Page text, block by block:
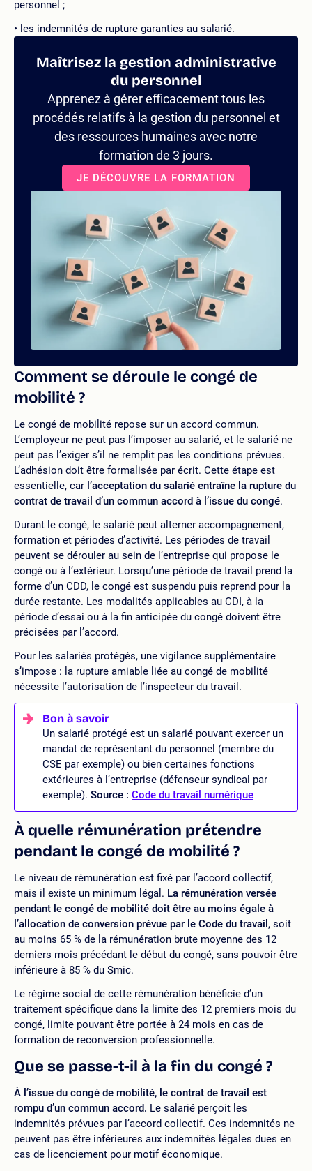
personnel ;
les indemnités de rupture garanties au salarié.
Maîtrisez la gestion administrative
du personnel
Apprenez à gérer efficacement tous les
procédés relatifs à la gestion du personnel et
des ressources humaines avec notre
formation de 3 jours.
JE DÉCOUVRE LA FORMATION
Comment se déroule le congé de
mobilité ?
Le congé de mobilité repose sur un accord commun.
L’employeur ne peut pas l’imposer au salarié, et le salarié ne
peut pas l’exiger s’il ne remplit pas les conditions prévues.
L’adhésion doit être formalisée par écrit. Cette étape est
essentielle, car l’acceptation du salarié entraîne la rupture du
contrat de travail d’un commun accord à l’issue du congé.
Durant le congé, le salarié peut alterner accompagnement,
formation et périodes d’activité. Les périodes de travail
peuvent se dérouler au sein de l’entreprise qui propose le
congé ou à l’extérieur. Lorsqu’une période de travail prend la
forme d’un CDD, le congé est suspendu puis reprend pour la
durée restante. Les modalités applicables au CDI, à la
période d’essai ou à la fin anticipée du congé doivent être
précisées par l’accord.
Pour les salariés protégés, une vigilance supplémentaire
s’impose : la rupture amiable liée au congé de mobilité
nécessite l’autorisation de l’inspecteur du travail.
Un salarié protégé est un salarié pouvant exercer un
mandat de représentant du personnel (membre du
CSE par exemple) ou bien certaines fonctions
extérieures à l’entreprise (défenseur syndical par
exemple). Source : Code du travail numérique
À quelle rémunération prétendre
pendant le congé de mobilité ?
Le niveau de rémunération est fixé par l’accord collectif,
mais il existe un minimum légal. La rémunération versée
pendant le congé de mobilité doit être au moins égale à
l’allocation de conversion prévue par le Code du travail , soit
au moins 65 % de la rémunération brute moyenne des 12
derniers mois précédant le début du congé, sans pouvoir être
inférieure à 85 % du Smic.
Le régime social de cette rémunération bénéficie d’un
traitement spécifique dans la limite des 12 premiers mois du
congé, limite pouvant être portée à 24 mois en cas de
formation de reconversion professionnelle.
Que se passe-t-il à la fin du congé ?
À l’issue du congé de mobilité, le contrat de travail est
rompu d’un commun accord. Le salarié perçoit les
indemnités prévues par l’accord collectif. Ces indemnités ne
peuvent pas être inférieures aux indemnités légales dues en
cas de licenciement pour motif économique.